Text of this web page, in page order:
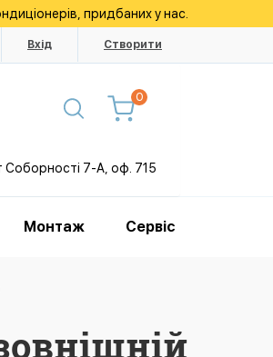
придбаних у нас.
Вхід Створити
0
Соборності 7-А, оф. 715
Монтаж Сервіс